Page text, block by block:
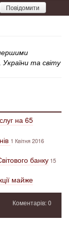
Повідомити
України та світу
на 65
1 Квітня 2016
банку 15
майже
Коментарів: 0